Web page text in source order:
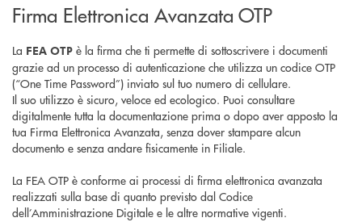
Firma Elettronica Avanzata OTP
La FEA OTP è la firma che ti permette di sottoscrivere i documenti
grazie ad un processo di autenticazione che utilizza un codice OTP
(“One Time Password”) inviato sul tuo numero di cellulare.
Il suo utilizzo è sicuro, veloce ed ecologico. Puoi consultare
digitalmente tutta la documentazione prima o dopo aver apposto la
tua Firma Elettronica Avanzata, senza dover stampare alcun
documento e senza andare fisicamente in Filiale.
La FEA OTP è conforme ai processi di firma elettronica avanzata
realizzati sulla base di quanto previsto dal Codice
dell’Amministrazione Digitale e le altre normative vigenti.